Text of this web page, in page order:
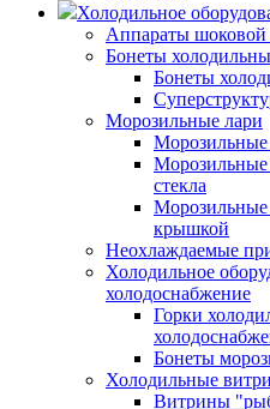
Холодильное
Аппараты шоковой
Бонеты
Бонеты
Морозильные лари
Морозильные
Морозильные
стекла
Морозильные
крышкой
Неохлаждаемые
Холодильное
холодоснабжение
Горки
Бонеты
Холодильные
Витрины